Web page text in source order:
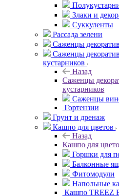
Злаки и
Суккуленты
Рассада зелени
Саженцы
Саженцы
кустарников
Назад
Саженцы
кустарников
Саженцы
Гортензии
Грунт и дренаж
Кашпо для цветов
Назад
Кашпо для
Горшки для
Балконные
Фитомодули
Напольные
Кашпо TREEZ